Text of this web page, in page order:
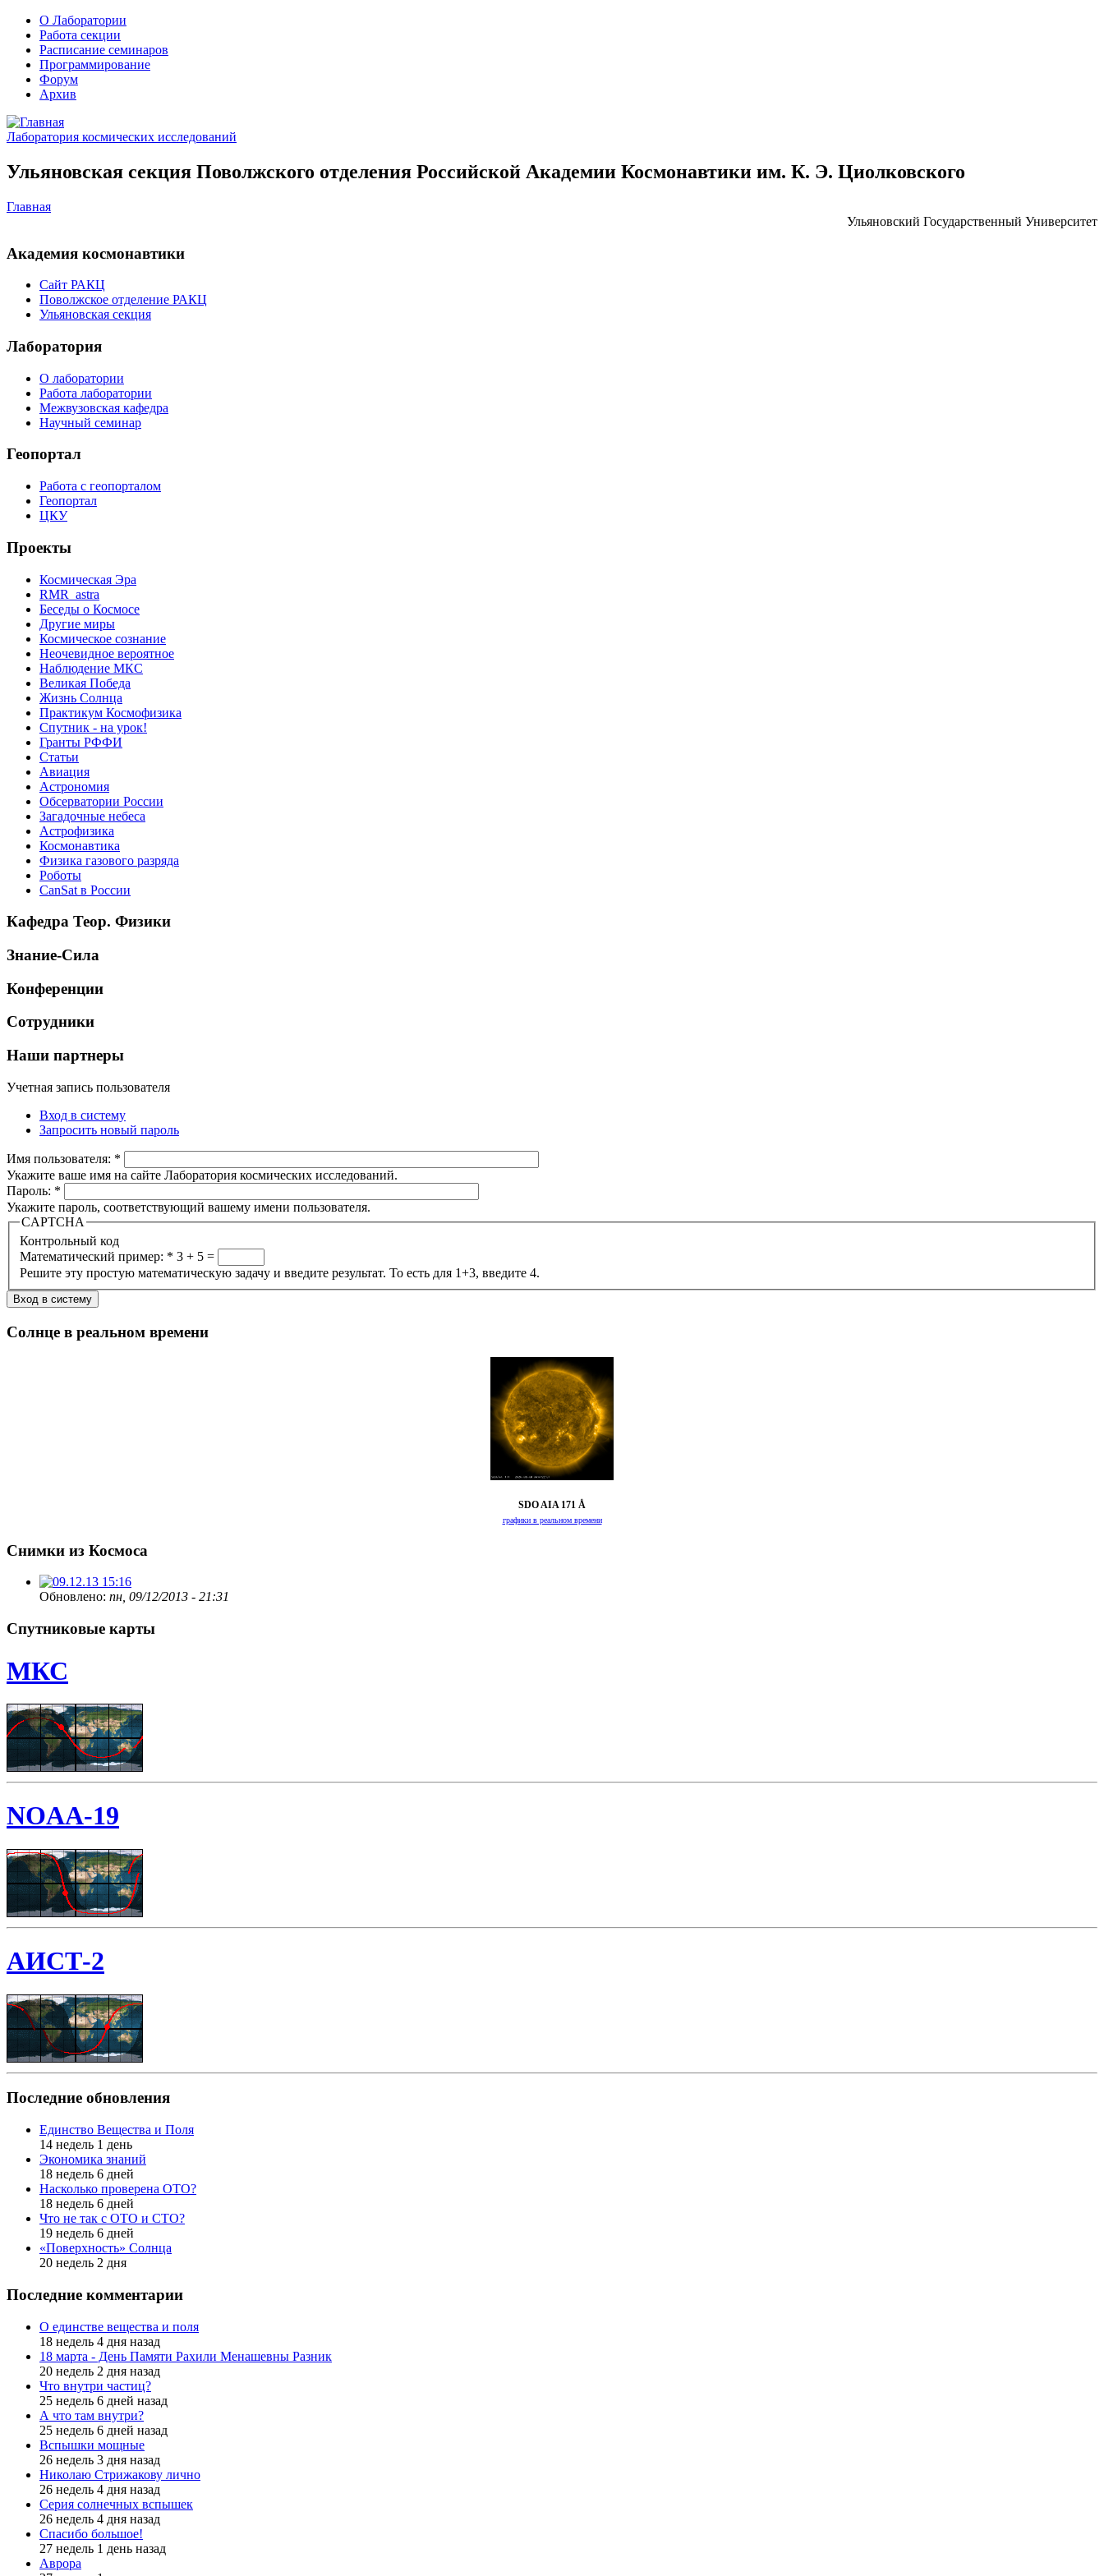
О Лаборатории
Работа секции
Расписание семинаров
Программирование
Форум
Архив
Лаборатория космических исследований
Ульяновская секция Поволжского отделения Российской Академии Космонавтики им. К. Э. Циолковского
Главная
Ульяновский Государственный Университет
Академия космонавтики
Сайт РАКЦ
Поволжское отделение РАКЦ
Ульяновская секция
Лаборатория
О лаборатории
Работа лаборатории
Межвузовская кафедра
Научный семинар
Геопортал
Работа с геопорталом
Геопортал
ЦКУ
Проекты
Космическая Эра
RMR_astra
Беседы о Космосе
Другие миры
Космическое сознание
Неочевидное вероятное
Наблюдение МКС
Великая Победа
Жизнь Солнца
Практикум Космофизика
Спутник - на урок!
Гранты РФФИ
Статьи
Авиация
Астрономия
Обсерватории России
Загадочные небеса
Астрофизика
Космонавтика
Физика газового разряда
Роботы
CanSat в России
Кафедра Теор. Физики
Знание-Сила
Конференции
Сотрудники
Наши партнеры
Учетная запись пользователя
Вход в систему
Запросить новый пароль
Имя пользователя: *
Укажите ваше имя на сайте Лаборатория космических исследований.
Пароль: *
Укажите пароль, соответствующий вашему имени пользователя.
CAPTCHA
Контрольный код
Математический пример: * 3 + 5 =
Решите эту простую математическую задачу и введите результат. То есть для 1+3, введите 4.
Солнце в реальном времени
SDO AIA 171 Å
графики в реальном времени
Снимки из Космоса
Обновлено: пн, 09/12/2013 - 21:31
Спутниковые карты
МКС
NOAA-19
АИСТ-2
Последние обновления
Единство Вещества и Поля
14 недель 1 день
Экономика знаний
18 недель 6 дней
Насколько проверена ОТО?
18 недель 6 дней
Что не так с ОТО и СТО?
19 недель 6 дней
«Поверхность» Солнца
20 недель 2 дня
Последние комментарии
О единстве вещества и поля
18 недель 4 дня назад
18 марта - День Памяти Рахили Менашевны Разник
20 недель 2 дня назад
Что внутри частиц?
25 недель 6 дней назад
А что там внутри?
25 недель 6 дней назад
Вспышки мощные
26 недель 3 дня назад
Николаю Стрижакову лично
26 недель 4 дня назад
Серия солнечных вспышек
26 недель 4 дня назад
Спасибо большое!
27 недель 1 день назад
Аврора